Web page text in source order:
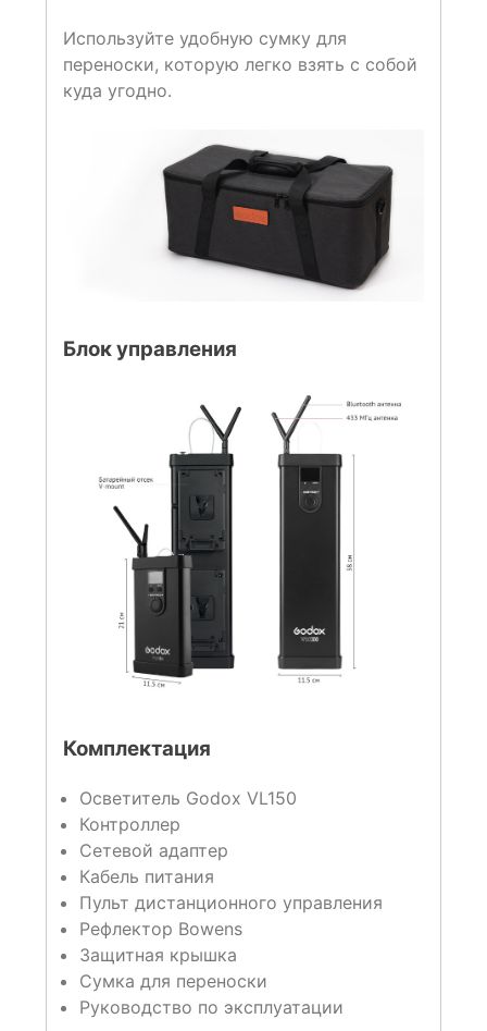
Используйте удобную сумку для
переноски, которую легко взять с собой
куда угодно.
Блок управления
Комплектация
Осветитель Godox VL150
Контроллер
Сетевой адаптер
Кабель питания
Пульт дистанционного управления
Рефлектор Bowens
Защитная крышка
Сумка для переноски
Руководство по эксплуатации